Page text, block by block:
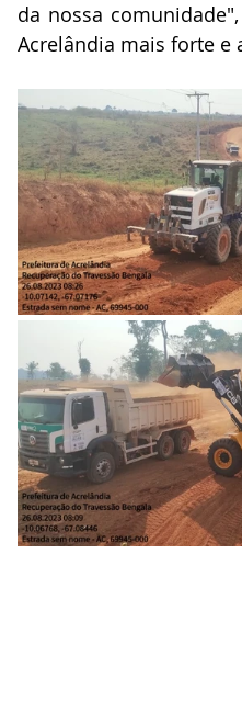
da nossa
Acrelândia mais forte e